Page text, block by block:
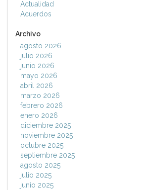
Actualidad
Acuerdos
Archivo
agosto 2026
julio 2026
junio 2026
mayo 2026
abril 2026
marzo 2026
febrero 2026
enero 2026
diciembre 2025
noviembre 2025
octubre 2025
septiembre 2025
agosto 2025
julio 2025
junio 2025